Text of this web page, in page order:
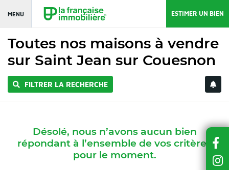
MENU ESTIMER UN BIEN
Toutes nos maisons à vendre
sur Saint Jean sur Couesnon
FILTRER LA RECHERCHE
Désolé, nous n’avons aucun bien
répondant à l’ensemble de vos critères
pour le moment.